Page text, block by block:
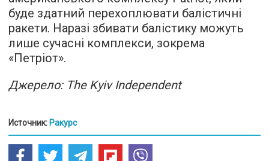
буде здатний перехоплювати балістичні
ракети. Наразі збивати балістику можуть
лише сучасні комплекси, зокрема
«Петріот».
Джерело: The Kyiv Independent
Источник: Ракурс